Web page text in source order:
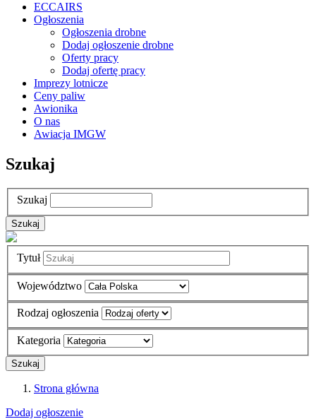
ECCAIRS
Ogłoszenia
Ogłoszenia drobne
Dodaj ogłoszenie drobne
Oferty pracy
Dodaj ofertę pracy
Imprezy lotnicze
Ceny paliw
Awionika
O nas
Awiacja IMGW
Szukaj
Szukaj
Tytuł
Województwo
Rodzaj ogłoszenia
Kategoria
Strona główna
Dodaj ogłoszenie